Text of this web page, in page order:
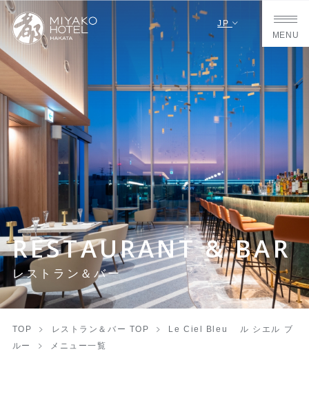
JP
MENU
RESTAURANT & BAR
レストラン＆バー
TOP レストラン＆バー TOP
Le Ciel Bleu ル シエル ブ
ルー
メニュー一覧